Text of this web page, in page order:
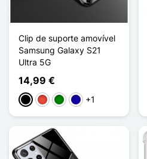
Clip de suporte amovível
Samsung Galaxy S21
Ultra 5G
14,99 €
PretoVermelho
VerdeAzul Escuro
+1